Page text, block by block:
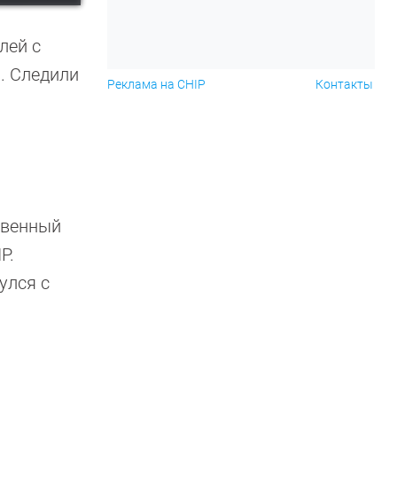
с
Следили
с
Реклама на CHIP Контакты